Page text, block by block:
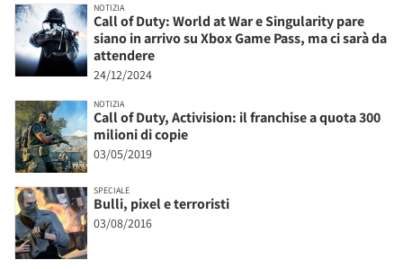
NOTIZIA
Call of Duty: World at War e Singularity pare
siano in arrivo su Xbox Game Pass, ma ci sarà da
attendere
24/12/2024
NOTIZIA
Call of Duty, Activision: il franchise a quota 300
milioni di copie
03/05/2019
SPECIALE
Bulli, pixel e terroristi
03/08/2016